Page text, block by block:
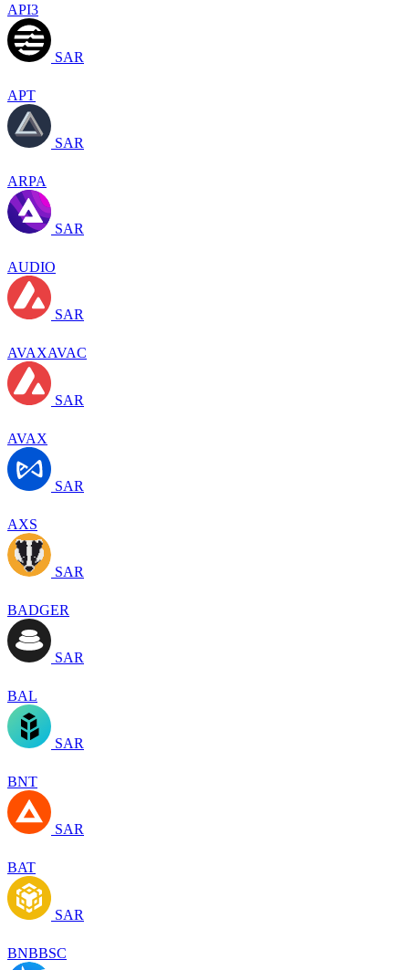
API3
SAR
APT
SAR
ARPA
SAR
AUDIO
SAR
AVAXAVAC
SAR
AVAX
SAR
AXS
SAR
BADGER
SAR
BAL
SAR
BNT
SAR
BAT
SAR
BNBBSC